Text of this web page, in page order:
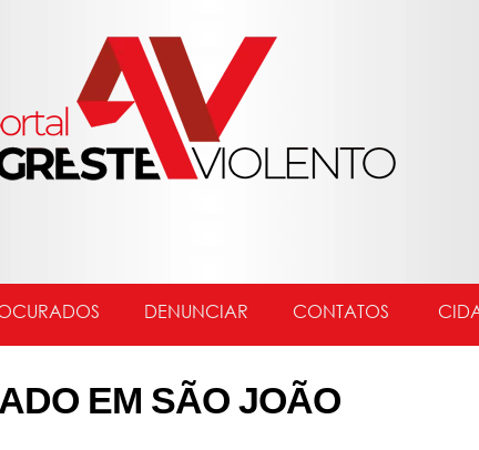
DENUNCIAR CONTATOS
EM SÃO JOÃO